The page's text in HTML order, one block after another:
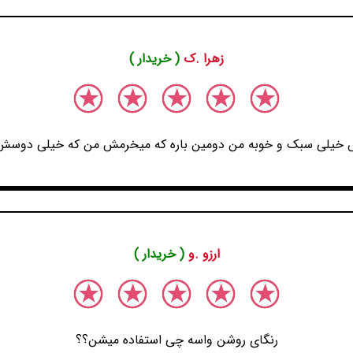
زهرا .ک ( خریدار )
خیلی سبک و خوبه من دومین باره که میخرمش من که خیلی
ارزو .و( خریدار )
رنگای روشن واسه چی استفاده میشن؟؟